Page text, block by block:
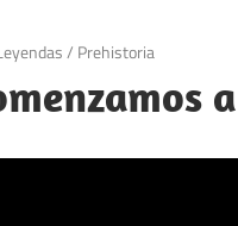
/ Prehistoria